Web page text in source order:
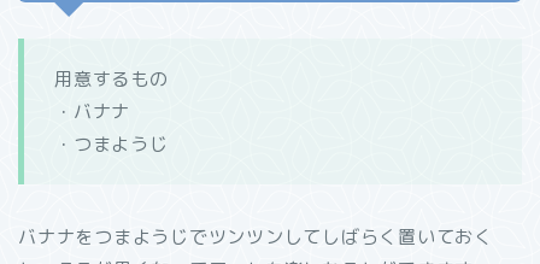
用意するもの
・バナナ
・つまようじ
バナナをつまようじでツンツンしてしばらく置いておく